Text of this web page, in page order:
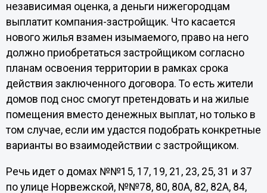
независимая оценка, а деньги нижегородцам
выплатит компания-застройщик. Что касается
нового жилья взамен изымаемого, право на него
должно приобретаться застройщиком согласно
планам освоения территории в рамках срока
действия заключенного договора. То есть жители
домов под снос смогут претендовать и на жилые
помещения вместо денежных выплат, но только в
том случае, если им удастся подобрать конкретные
варианты во взаимодействии с застройщиком.
Речь идет о домах №№15, 17, 19, 21, 23, 25, 31 и 37
по улице Норвежской, №№78, 80, 80А, 82, 82А, 84,